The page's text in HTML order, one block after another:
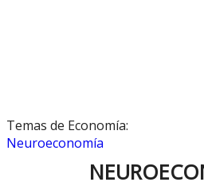
Temas de Economía:
Neuroeconomía